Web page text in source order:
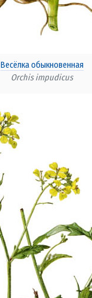
Весёлка обыкновенная
Orchis impudicus